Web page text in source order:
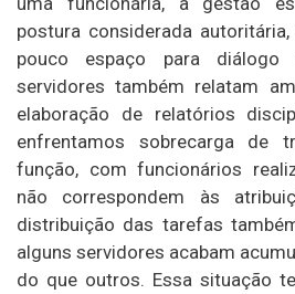
postura considerada
pouco espaço para
servidores também relatam
elaboração de relatórios
enfrentamos sobrecarga de
função, com funcionários
não correspondem às
distribuição das tarefas
alguns servidores acabam
do que outros. Essa situação